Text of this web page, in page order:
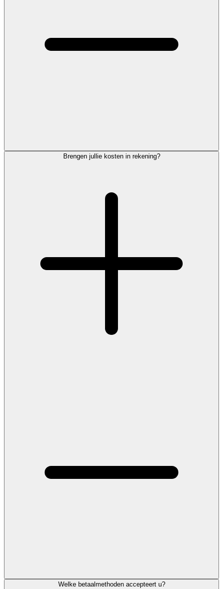
Brengen jullie kosten in rekening?
Welke betaalmethoden accepteert u?